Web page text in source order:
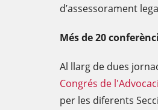
d’assessorament
Més de 20
Al llarg de dues
Congrés de
per les diferents